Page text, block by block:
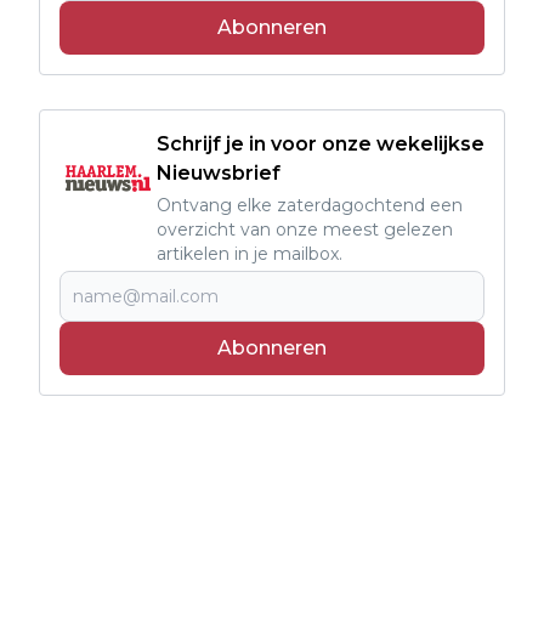
Abonneren
Schrijf je in voor onze wekelijkse
Nieuwsbrief
Ontvang elke zaterdagochtend een
overzicht van onze meest gelezen
artikelen in je mailbox.
Abonneren